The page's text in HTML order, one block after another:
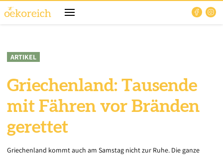
ARTIKEL
Griechenland: Tausende
mit Fähren vor Bränden
gerettet
Griechenland kommt auch am Samstag nicht zur Ruhe. Die ganze